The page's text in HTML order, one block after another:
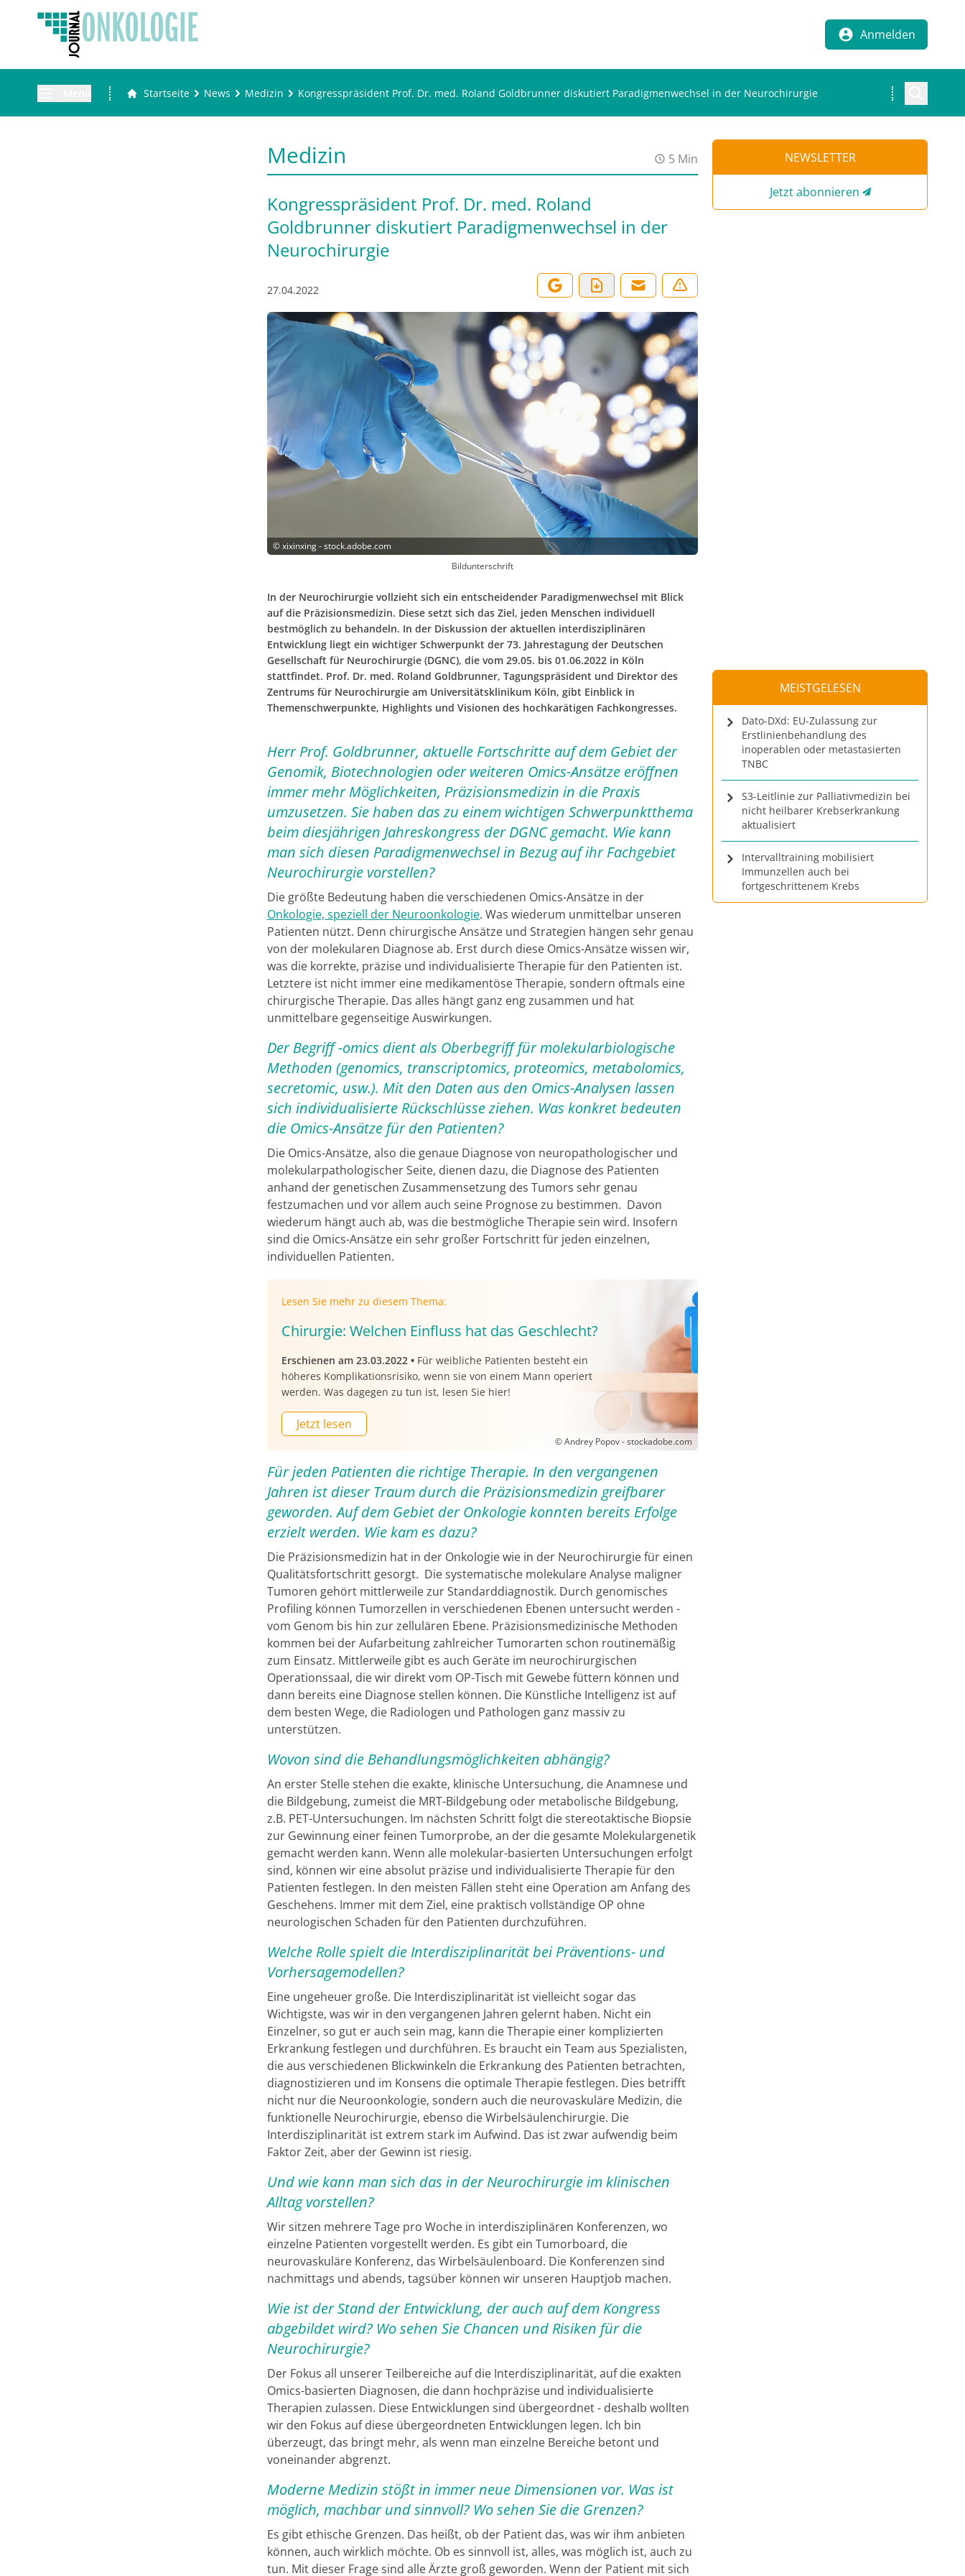
Anmelden
Startseite News Medizin Kongresspräsident Prof. Dr. med. Roland Goldbrunner diskutiert Paradigmenwechsel in der Neurochirurgie
Medizin 5 Min
Kongresspräsident Prof. Dr. med. Roland
Goldbrunner diskutiert Paradigmenwechsel in der
Neurochirurgie
27.04.2022
©xixinxing - stock.adobe.com
Bildunterschrift
In der Neurochirurgie vollzieht sich ein entscheidender Paradigmenwechsel mit Blick
auf die Präzisionsmedizin. Diese setzt sich das Ziel, jeden Menschen individuell
bestmöglich zu behandeln. In der Diskussion der aktuellen interdisziplinären
Entwicklung liegt ein wichtiger Schwerpunkt der 73. Jahrestagung der Deutschen
Gesellschaft für Neurochirurgie (DGNC), die vom 29.05. bis 01.06.2022 in Köln
stattfindet. Prof. Dr. med. Roland Goldbrunner, Tagungspräsident und Direktor des
Zentrums für Neurochirurgie am Universitätsklinikum Köln, gibt Einblick in
Themenschwerpunkte, Highlights und Visionen des hochkarätigen Fachkongresses.
Herr Prof. Goldbrunner, aktuelle Fortschritte auf dem Gebiet der
Genomik, Biotechnologien oder weiteren Omics-Ansätze eröffnen
immer mehr Möglichkeiten, Präzisionsmedizin in die Praxis
umzusetzen. Sie haben das zu einem wichtigen Schwerpunktthema
beim diesjährigen Jahreskongress der DGNC gemacht. Wie kann
man sich diesen Paradigmenwechsel in Bezug auf ihr Fachgebiet
Neurochirurgie vorstellen?
Die größte Bedeutung haben die verschiedenen Omics-Ansätze in der
Onkologie, speziell der Neuroonkologie. Was wiederum unmittelbar unseren
Patienten nützt. Denn chirurgische Ansätze und Strategien hängen sehr genau
von der molekularen Diagnose ab. Erst durch diese Omics-Ansätze wissen wir,
was die korrekte, präzise und individualisierte Therapie für den Patienten ist.
Letztere ist nicht immer eine medikamentöse Therapie, sondern oftmals eine
chirurgische Therapie. Das alles hängt ganz eng zusammen und hat
unmittelbare gegenseitige Auswirkungen.
Der Begriff -omics dient als Oberbegriff für molekularbiologische
Methoden (genomics, transcriptomics, proteomics, metabolomics,
secretomic, usw.). Mit den Daten aus den Omics-Analysen lassen
sich individualisierte Rückschlüsse ziehen. Was konkret bedeuten
die Omics-Ansätze für den Patienten?
Die Omics-Ansätze, also die genaue Diagnose von neuropathologischer und
molekularpathologischer Seite, dienen dazu, die Diagnose des Patienten
anhand der genetischen Zusammensetzung des Tumors sehr genau
festzumachen und vor allem auch seine Prognose zu bestimmen. Davon
wiederum hängt auch ab, was die bestmögliche Therapie sein wird. Insofern
sind die Omics-Ansätze ein sehr großer Fortschritt für jeden einzelnen,
individuellen Patienten.
Lesen Sie mehr zu diesem Thema:
Chirurgie: Welchen Einfluss hat das Geschlecht?
Erschienen am 23.03.2022 • Für weibliche Patienten besteht ein
höheres Komplikationsrisiko, wenn sie von einem Mann operiert
werden. Was dagegen zu tun ist, lesen Sie hier!
Jetzt lesen
© Andrey Popov - stockadobe.com
Für jeden Patienten die richtige Therapie. In den vergangenen
Jahren ist dieser Traum durch die Präzisionsmedizin greifbarer
geworden. Auf dem Gebiet der Onkologie konnten bereits Erfolge
erzielt werden. Wie kam es dazu?
Die Präzisionsmedizin hat in der Onkologie wie in der Neurochirurgie für einen
Qualitätsfortschritt gesorgt. Die systematische molekulare Analyse maligner
Tumoren gehört mittlerweile zur Standarddiagnostik. Durch genomisches
Profiling können Tumorzellen in verschiedenen Ebenen untersucht werden -
vom Genom bis hin zur zellulären Ebene. Präzisionsmedizinische Methoden
kommen bei der Aufarbeitung zahlreicher Tumorarten schon routinemäßig
zum Einsatz. Mittlerweile gibt es auch Geräte im neurochirurgischen
Operationssaal, die wir direkt vom OP-Tisch mit Gewebe füttern können und
dann bereits eine Diagnose stellen können. Die Künstliche Intelligenz ist auf
dem besten Wege, die Radiologen und Pathologen ganz massiv zu
unterstützen.
Wovon sind die Behandlungsmöglichkeiten abhängig?
An erster Stelle stehen die exakte, klinische Untersuchung, die Anamnese und
die Bildgebung, zumeist die MRT-Bildgebung oder metabolische Bildgebung,
z.B. PET-Untersuchungen. Im nächsten Schritt folgt die stereotaktische Biopsie
zur Gewinnung einer feinen Tumorprobe, an der die gesamte Molekulargenetik
gemacht werden kann. Wenn alle molekular-basierten Untersuchungen erfolgt
sind, können wir eine absolut präzise und individualisierte Therapie für den
Patienten festlegen. In den meisten Fällen steht eine Operation am Anfang des
Geschehens. Immer mit dem Ziel, eine praktisch vollständige OP ohne
neurologischen Schaden für den Patienten durchzuführen.
Welche Rolle spielt die Interdisziplinarität bei Präventions- und
Vorhersagemodellen?
Eine ungeheuer große. Die Interdisziplinarität ist vielleicht sogar das
Wichtigste, was wir in den vergangenen Jahren gelernt haben. Nicht ein
Einzelner, so gut er auch sein mag, kann die Therapie einer komplizierten
Erkrankung festlegen und durchführen. Es braucht ein Team aus Spezialisten,
die aus verschiedenen Blickwinkeln die Erkrankung des Patienten betrachten,
diagnostizieren und im Konsens die optimale Therapie festlegen. Dies betrifft
nicht nur die Neuroonkologie, sondern auch die neurovaskuläre Medizin, die
funktionelle Neurochirurgie, ebenso die Wirbelsäulenchirurgie. Die
Interdisziplinarität ist extrem stark im Aufwind. Das ist zwar aufwendig beim
Faktor Zeit, aber der Gewinn ist riesig.
Und wie kann man sich das in der Neurochirurgie im klinischen
Alltag vorstellen?
Wir sitzen mehrere Tage pro Woche in interdisziplinären Konferenzen, wo
einzelne Patienten vorgestellt werden. Es gibt ein Tumorboard, die
neurovaskuläre Konferenz, das Wirbelsäulenboard. Die Konferenzen sind
nachmittags und abends, tagsüber können wir unseren Hauptjob machen.
Wie ist der Stand der Entwicklung, der auch auf dem Kongress
abgebildet wird? Wo sehen Sie Chancen und Risiken für die
Neurochirurgie?
Der Fokus all unserer Teilbereiche auf die Interdisziplinarität, auf die exakten
Omics-basierten Diagnosen, die dann hochpräzise und individualisierte
Therapien zulassen. Diese Entwicklungen sind übergeordnet - deshalb wollten
wir den Fokus auf diese übergeordneten Entwicklungen legen. Ich bin
überzeugt, das bringt mehr, als wenn man einzelne Bereiche betont und
voneinander abgrenzt.
Moderne Medizin stößt in immer neue Dimensionen vor. Was ist
möglich, machbar und sinnvoll? Wo sehen Sie die Grenzen?
Es gibt ethische Grenzen. Das heißt, ob der Patient das, was wir ihm anbieten
können, auch wirklich möchte. Ob es sinnvoll ist, alles, was möglich ist, auch zu
tun. Mit dieser Frage sind alle Ärzte groß geworden. Wenn der Patient mit sich
NEWSLETTER
Jetzt abonnieren
MEISTGELESEN
Dato-DXd: EU-Zulassung zur
Erstlinienbehandlung des
inoperablen oder metastasierten
TNBC
S3-Leitlinie zur Palliativmedizin bei
nicht heilbarer Krebserkrankung
aktualisiert
Intervalltraining mobilisiert
Immunzellen auch bei
fortgeschrittenem Krebs